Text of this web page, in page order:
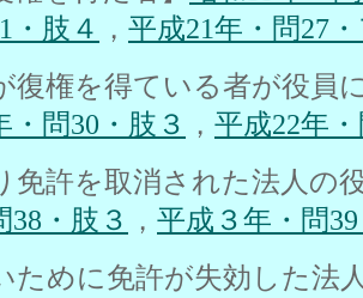
・肢４
， 平成21年・問27
復権を得ている者が役員
・問30・肢３ ， 平成22年
免許を取消された法人の
38・肢３
， 平成３年・問
ために免許が失効した法